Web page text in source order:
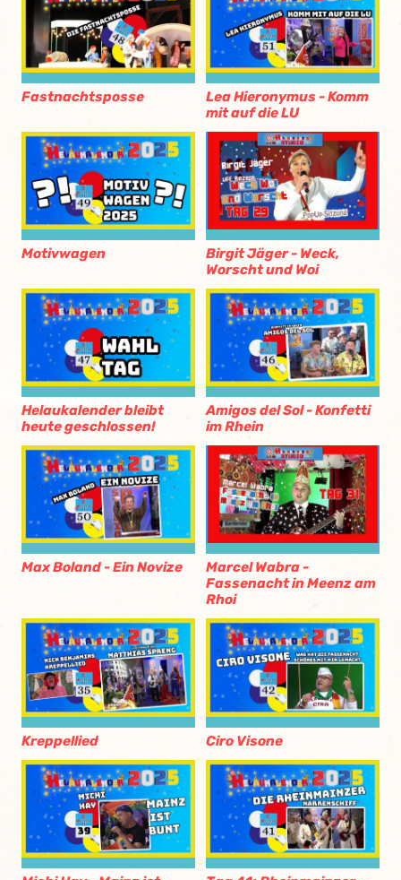
Fastnachtsposse
Lea Hieronymus - Komm
mit auf die LU
Motivwagen
Birgit Jäger - Weck,
Worscht und Woi
Helaukalender bleibt
heute geschlossen!
Amigos del Sol - Konfetti
im Rhein
Max Boland - Ein Novize
Marcel Wabra -
Fassenacht in Meenz am
Rhoi
Kreppellied Ciro Visone